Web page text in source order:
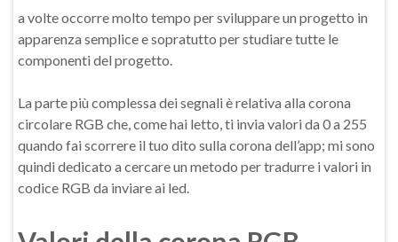
a volte occorre molto tempo per sviluppare un progetto in
apparenza semplice e sopratutto per studiare tutte le
componenti del progetto.
La parte più complessa dei segnali è relativa alla corona
circolare RGB che, come hai letto, ti invia valori da 0 a 255
quando fai scorrere il tuo dito sulla corona dell’app; mi sono
quindi dedicato a cercare un metodo per tradurre i valori in
codice RGB da inviare ai led.